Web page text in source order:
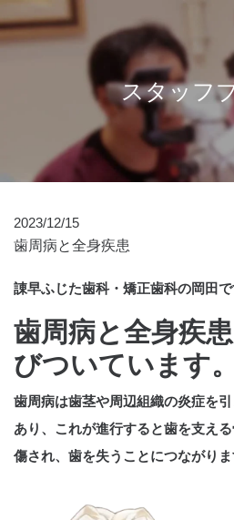
スタッフ
2023/12/15
歯周病と全身疾患
諌早ふじた歯科・矯正歯科の岡田で
歯周病と全身疾
びついています。
歯周病は歯茎や周辺組織の炎症を
あり、これが進行すると歯を支え
傷され、歯を失うことにつながりま